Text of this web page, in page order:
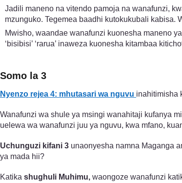
Jadili maneno na vitendo pamoja na wanafunzi,
mzunguko. Tegemea baadhi kutokukubali kabisa.
Mwisho, waandae wanafunzi kuonesha maneno
‘bisibisi’ ‘rarua’ inaweza kuonesha kitambaa
Somo la 3
Nyenzo rejea 4: mhutasari wa nguvu inahitimisha
Wanafunzi wa shule ya msingi wanahitaji kufanya
uelewa wa wanafunzi juu ya nguvu, kwa mfano,
Uchunguzi kifani 3 unaonyesha namna Maganga
ya mada hii?
Katika shughuli Muhimu, waongoze wanafunzi